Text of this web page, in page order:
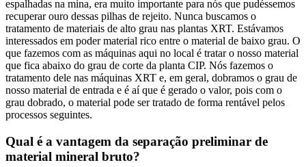
espalhadas na mina, era muito importante para nós que pudéssemos
recuperar ouro dessas pilhas de rejeito. Nunca buscamos o
tratamento de materiais de alto grau nas plantas XRT. Estávamos
interessados em poder material rico entre o material de baixo grau. O
que fazemos com as máquinas aqui no local é tratar o nosso material
que fica abaixo do grau de corte da planta CIP. Nós fazemos o
tratamento dele nas máquinas XRT e, em geral, dobramos o grau de
nosso material de entrada e é aí que é gerado o valor, pois com o
grau dobrado, o material pode ser tratado de forma rentável pelos
processos seguintes.
Qual é a vantagem da separação preliminar de
material mineral bruto?